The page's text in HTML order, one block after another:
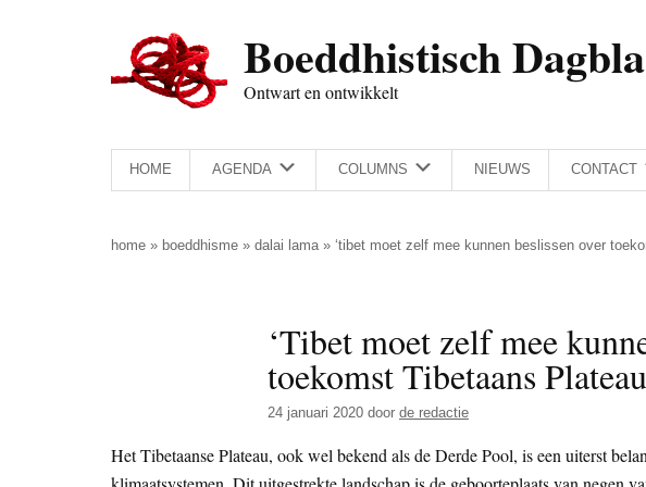
Boeddhistisch
Ontwart en ontwikkelt
HOME AGENDA COLUMNS NIEUWS CONTACT
home » boeddhisme » dalai lama» ‘tibet moet zelf mee kunnen beslissen over
‘Tibet moet zelf mee
toekomst Tibetaans
24 januari 2020 door de redactie
Het Tibetaanse Plateau, ook wel bekend als de Derde Pool, is een uiterst